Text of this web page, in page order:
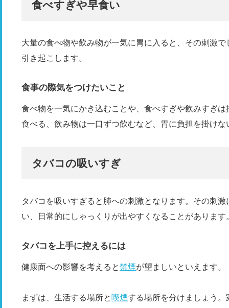
食べすぎや早食い
大量の食べ物や飲み物が一気に胃に入ると、その刺激
引き起こします。
食事の際気をつけたいこと
食べ物を一気にかき込むことや、食べすぎや飲みすぎ
食べる、飲み物は一口ずつ飲むなど、胃に負担を掛け
タバコの吸いすぎ
タバコを吸いすぎると肺への刺激となります。その刺
い、日常的にしゃっくりが出やすくなることがあります
タバコを上手に控えるには
健康面への影響を考えると禁煙が望ましいといえます。
まずは、生活する場所と 喫煙する場所を分けましょう。